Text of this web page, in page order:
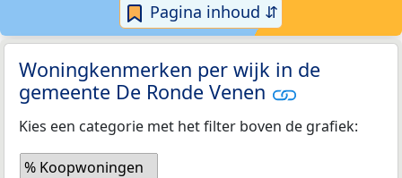
Pagina inhoud ⇵
Woningkenmerken per wijk in de
gemeente De Ronde Venen
Kies een categorie met het filter boven de grafiek:
% Koopwoningen